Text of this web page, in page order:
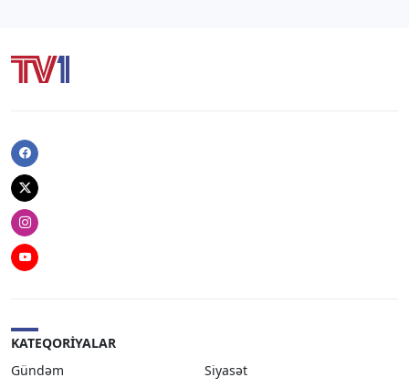
Facebook
Twitter
Instagram
Youtube
KATEQORIYALAR
Gündəm
Siyasət